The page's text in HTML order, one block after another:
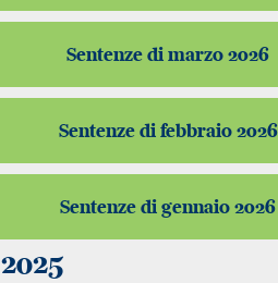
Sentenze di marzo 2026
Sentenze di febbraio 2026
Sentenze di gennaio 2026
2025